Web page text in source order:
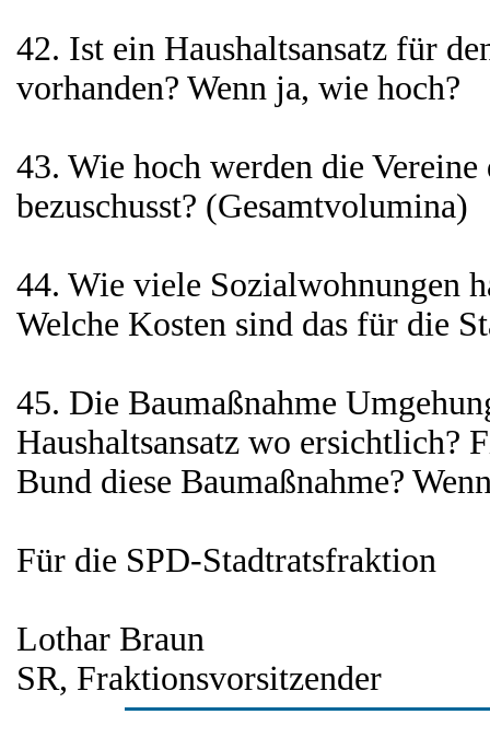
42. Ist ein Haushaltsansatz für
vorhanden? Wenn ja, wie hoch?
43. Wie hoch werden die
bezuschusst? (Gesamtvolumina)
44. Wie viele Sozialwohnungen
Welche Kosten sind das für die
45. Die Baumaßnahme
Haushaltsansatz wo ersichtlich?
Bund diese Baumaßnahme?
Für die SPD-Stadtratsfraktion
Lothar Braun
SR, Fraktionsvorsitzender